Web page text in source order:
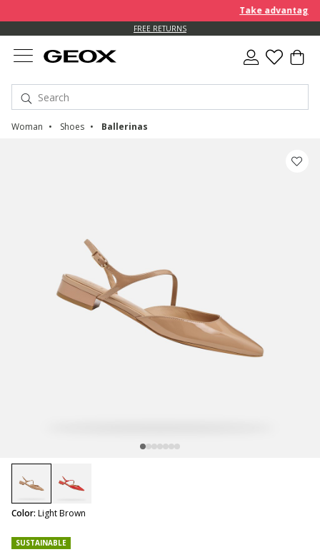
Take advantage
FREE RETURNS
Woman Shoes Ballerinas
SUSTAINABLE
Color: Light Brown
selected